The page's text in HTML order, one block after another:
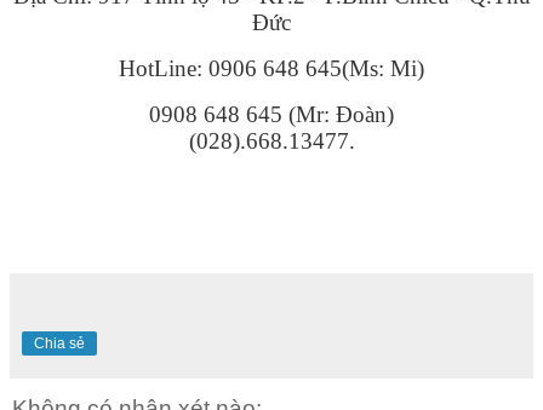
Đức
HotLine: 0906 648 645(Ms: Mi)
0908 648 645 (Mr: Đoàn)
(028).668.13477.
Chia sẻ